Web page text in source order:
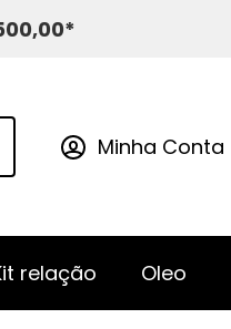
Minha Conta
relação Oleo